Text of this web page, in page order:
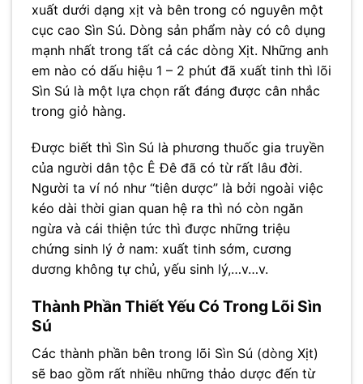
xuất dưới dạng xịt và bên trong có nguyên một
cục cao Sìn Sú. Dòng sản phẩm này có cô dụng
mạnh nhất trong tất cả các dòng Xịt. Những anh
em nào có dấu hiệu 1 – 2 phút đã xuất tinh thì lõi
Sìn Sú là một lựa chọn rất đáng được cân nhắc
trong giỏ hàng.
Được biết thì Sìn Sú là phương thuốc gia truyền
của người dân tộc Ê Đê đã có từ rất lâu đời.
Người ta ví nó như “tiên dược” là bởi ngoài việc
kéo dài thời gian quan hệ ra thì nó còn ngăn
ngừa và cái thiện tức thì được những triệu
chứng sinh lý ở nam: xuất tinh sớm, cương
dương không tự chủ, yếu sinh lý,…v…v.
Thành Phần Thiết Yếu Có Trong Lõi Sìn
Sú
Các thành phần bên trong lõi Sìn Sú (dòng Xịt)
sẽ bao gồm rất nhiều những thảo dược đến từ